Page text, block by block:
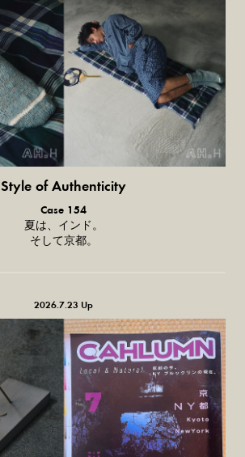
Style of Authenticity
の服、普通のスタイル。
Case 154
夏は、インド。
そして京都。
2026.7.23 Up